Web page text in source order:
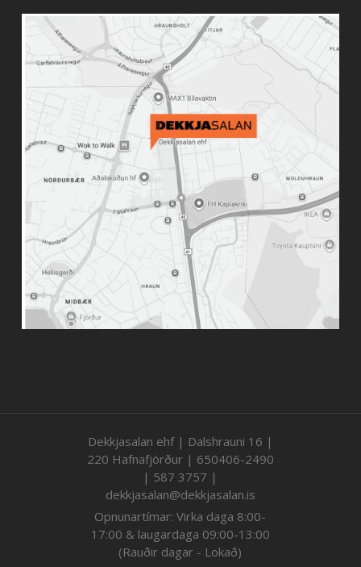
Dekkjasalan ehf | Dalshrauni 16 |
220 Hafnafjörður | 650406-2490
| 587 3757 |
dekkjasalan@dekkjasalan.is
Opnunartímar: Virka daga 8:00-
17:00 & laugardaga 09:00-13:00
(Rauðir dagar - Lokað)